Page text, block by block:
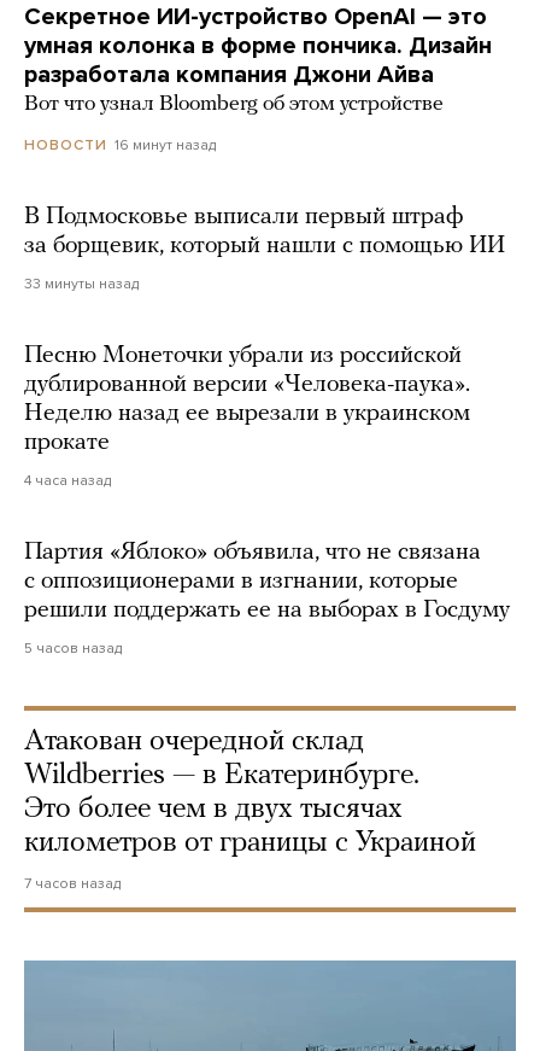
Секретное ИИ-устройство OpenAI — это
умная колонка в форме пончика. Дизайн
разработала компания Джони Айва
Вот что узнал Bloomberg об этом устройстве
НОВОСТИ 16 минут назад
В Подмосковье выписали первый штраф
за борщевик, который нашли с помощью ИИ
33 минуты назад
Песню Монеточки убрали из российской
дублированной версии «Человека-паука».
Неделю назад ее вырезали в украинском
прокате
4 часа назад
Партия «Яблоко» объявила, что не связана
с оппозиционерами в изгнании, которые
решили поддержать ее на выборах в Госдуму
5 часов назад
Атакован очередной склад
Wildberries — в Екатеринбурге.
Это более чем в двух тысячах
километров от границы с Украиной
7 часов назад